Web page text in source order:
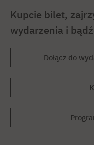
Kupcie bilet,
wydarzenia i
Dołącz do